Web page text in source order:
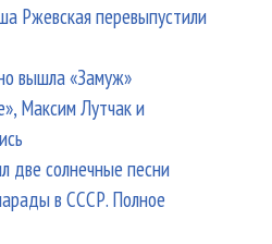
Ржевская перевыпустили
вышла «Замуж»
Максим Лутчак и
две солнечные песни
в СССР. Полное